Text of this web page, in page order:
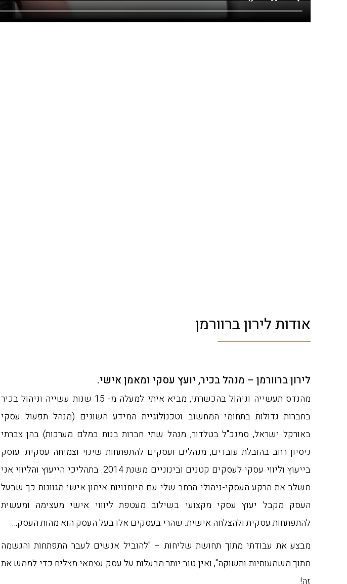
אודות לירון ברוורמן
לירון ברוורמן – מנהל בכיר, יועץ עסקי ומאמן אישי.
מהנדס תעשייה וניהול בהכשרתי, מביא איתי למעלה מ- 15 שנות עשייה וניהול בכיר
בחברות גדולות בתחומי המחשוב וטכנולוגיית המידע השונים (מנהל תפעול עסקי
באורקל ישראל, סמנכ"ל בטלדור, מנהל שתי חברות בנות במלם מערכות) בהן צברתי
ניסיון רחב בהובלת עובדים, מנהלים ועסקים להתפתחות שינוי וצמיחה עסקית. עוסק
בייעוץ וליווי עסקי לעסקים קטנים ובינוניים משנת 2014. בתהליכי הייעוץ והליווי אני
משלב את הרקע העסקי-ניהולי הרחב שלי עם מיומנויות אימון אישי מגוונות כך שבעל
העסק מקבל יעוץ עסקי מקצועי בשילוב מעטפת ליוווי אישי מעצימה ומעשית
להתפתחות עסקית ולהצלחה אישית. שהרי בעסקים אלו בעל העסק הוא מהות העסק…
מבצע את עבודתי מתוך תחושת שליחות – "להוביל אנשים לעבר התפתחות והגשמה
מתוך משמעותיות ותשוקה", ואין טוב יותר מבעלות על עסק עצמאי מצליח כדי לממש את